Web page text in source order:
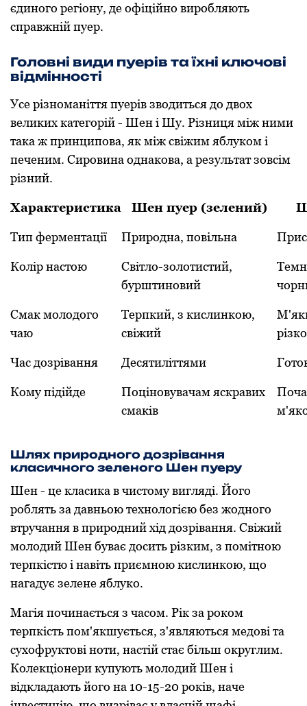
єдиного регіону, де офіційно виробляють
справжній пуер.
Головні види пуерів та їхні ключові
відмінності
Усе різноманіття пуерів зводиться до двох
великих категорій - Шен і Шу. Різниця між ними
така ж принципова, як між свіжим яблуком і
печеним. Сировина однакова, а результат зовсім
різний.
Характеристика Шен пуер (зелений)
Тип ферментації Природна, повільна
Колір настою
Світло-золотистий,
бурштиновий
Смак молодого
чаю
Терпкий, з кислинкою,
свіжий
Час дозрівання Десятиліттями
Кому підійде
Поціновувачам яскравих
смаків
Шлях природного дозрівання
класичного зеленого Шен пуеру
Шен - це класика в чистому вигляді. Його
роблять за давньою технологією без жодного
втручання в природний хід дозрівання. Свіжий
молодий Шен буває досить різким, з помітною
терпкістю і навіть приємною кислинкою, що
нагадує зелене яблуко.
Магія починається з часом. Рік за роком
терпкість пом'якшується, з'являються медові та
сухофруктові ноти, настій стає більш округлим.
Колекціонери купують молодий Шен і
відкладають його на 10-15-20 років, наче